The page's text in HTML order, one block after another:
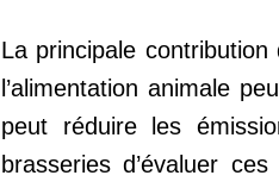
La principale
l’alimentation animale
peut réduire les
brasseries d’évaluer